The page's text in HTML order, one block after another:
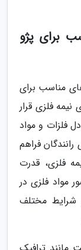
بلکر مدل 898 مناسب برای پژو
از گزینه های مناسب برای
های نیمه فلزی قرار
فلزات و مواد
رانندگان فراهم
فلزی، قدرت
مواد فلزی در
شرایط مختلف